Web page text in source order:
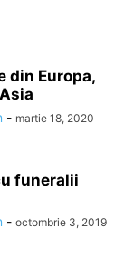
din Europa,
- martie 18, 2020
funeralii
- octombrie 3, 2019